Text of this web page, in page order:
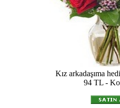
Kız arkadaşıma
94 TL -